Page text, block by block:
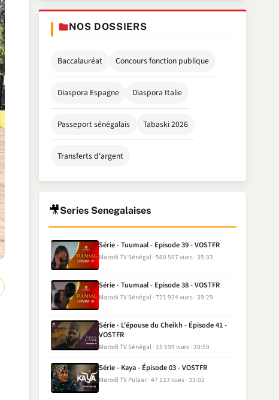
NOS DOSSIERS
Baccalauréat Concours fonction publique
Diaspora Espagne Diaspora Italie
Passeport sénégalais Tabaski 2026
Transferts d'argent
🎥Series Senegalaises
Série - Tuumaal - Episode 39 - VOSTFR
Marodi TV Sénégal 560 597 vues 35:33
Série - Tuumaal - Episode 38 - VOSTFR
Marodi TV Sénégal 721 924 vues 39:29
Série - L'épouse du Cheikh - Épisode 41 -
VOSTFR
Marodi TV Sénégal 15 599 vues 30:50
Série - Kaya - Épisode 03 - VOSTFR
Marodi TV Pulaar 47 123 vues 33:02